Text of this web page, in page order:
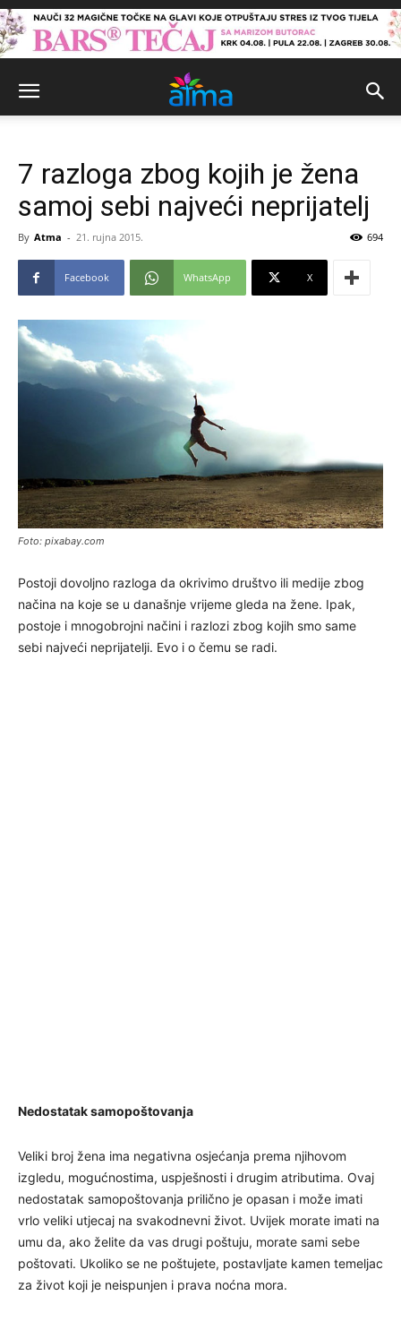
7 razloga zbog kojih je žena
samoj sebi najveći neprijatelj
By Atma - 21. rujna 2015. 694
Facebook WhatsApp X
Foto: pixabay.com
Postoji dovoljno razloga da okrivimo društvo ili medije zbog
načina na koje se u današnje vrijeme gleda na žene. Ipak,
postoje i mnogobrojni načini i razlozi zbog kojih smo same
sebi najveći neprijatelji. Evo i o čemu se radi.
Nedostatak samopoštovanja
Veliki broj žena ima negativna osjećanja prema njihovom
izgledu, mogućnostima, uspješnosti i drugim atributima. Ovaj
nedostatak samopoštovanja prilično je opasan i može imati
vrlo veliki utjecaj na svakodnevni život. Uvijek morate imati na
umu da, ako želite da vas drugi poštuju, morate sami sebe
poštovati. Ukoliko se ne poštujete, postavljate kamen temeljac
za život koji je neispunjen i prava noćna mora.